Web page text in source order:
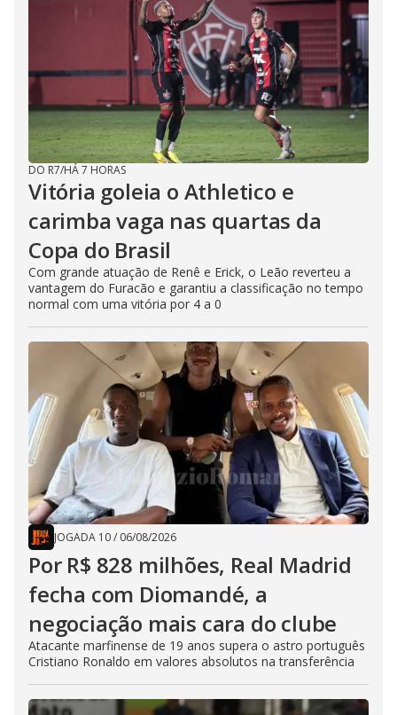
DO R7/HÁ 7 HORAS
Vitória goleia o Athletico e
carimba vaga nas quartas da
Copa do Brasil
Com grande atuação de Renê e Erick, o Leão reverteu a
vantagem do Furacão e garantiu a classificação no tempo
normal com uma vitória por 4 a 0
JOGADA 10/ 06/08/2026
Por R$ 828 milhões, Real Madrid
fecha com Diomandé, a
negociação mais cara do clube
Atacante marfinense de 19 anos supera o astro português
Cristiano Ronaldo em valores absolutos na transferência